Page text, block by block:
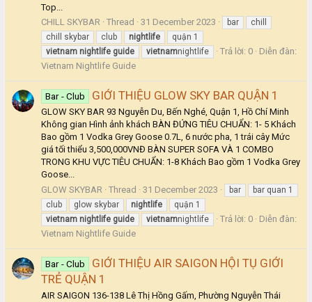
Top...
CHILL SKYBAR
Thread 31 December 2023 bar
chill
chill skybar
club nightlife
quận 1
vietnam nightlife guide vietnamnightlife Trả lời: 0
Diễn đàn:
Vietnam Nightlife Guide
Bar - Club GIỚI THIỆU GLOW SKY BAR QUẬN 1
GLOW SKY BAR 93 Nguyễn Du, Bến Nghé, Quận 1, Hồ Chí Minh
Không gian Hình ảnh khách BÀN ĐỨNG TIÊU CHUẨN: 1- 5 Khách
Bao gồm 1 Vodka Grey Goose 0.7L, 6 nước pha, 1 trái cây Mức
giá tối thiểu 3,500,000VNĐ BÀN SUPER SOFA VÀ 1 COMBO
TRONG KHU VỰC TIÊU CHUẨN: 1-8 Khách Bao gồm 1 Vodka Grey
Goose...
GLOW SKYBAR
Thread 31 December 2023 bar
bar quan 1
club
glow skybar nightlife
quận 1
vietnam nightlife guide vietnamnightlife Trả lời: 0
Diễn đàn:
Vietnam Nightlife Guide
Bar - Club
GIỚI THIỆU AIR SAIGON HỘI TỤ GIỚI
TRẺ QUẬN 1
AIR SAIGON 136-138 Lê Thị Hồng Gấm, Phường Nguyễn Thái